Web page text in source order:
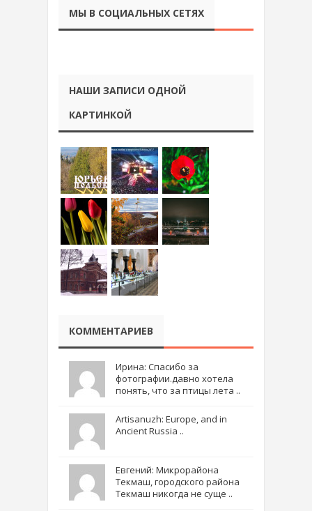
МЫ В СОЦИАЛЬНЫХ СЕТЯХ
НАШИ ЗАПИСИ ОДНОЙ
КАРТИНКОЙ
КОММЕНТАРИЕВ
Ирина: Спасибо за
фотографии.давно хотела
понять, что за птицы лета ..
Artisanuzh: Europe, and in
Ancient Russia ..
Евгений: Микрорайона
Текмаш, городского района
Текмаш никогда не суще ..